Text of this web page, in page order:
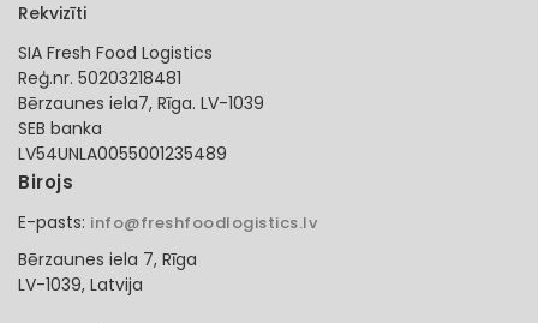
Rekvizīti
SIA Fresh Food Logistics
Reģ.nr. 50203218481
Bērzaunes iela7, Rīga. LV-1039
SEB banka
LV54UNLA0055001235489
Birojs
E-pasts: info@freshfoodlogistics.lv
Bērzaunes iela 7, Rīga
LV-1039, Latvija